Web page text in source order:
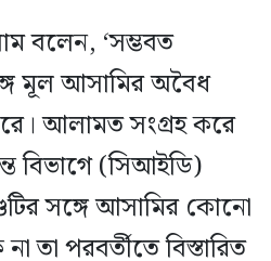
বলেন, ‘সম্ভবত
মূল আসামির অবৈধ
আলামত সংগ্রহ করে
বিভাগে (সিআইডি)
সঙ্গে আসামির কোনো
তা পরবর্তীতে বিস্তারিত